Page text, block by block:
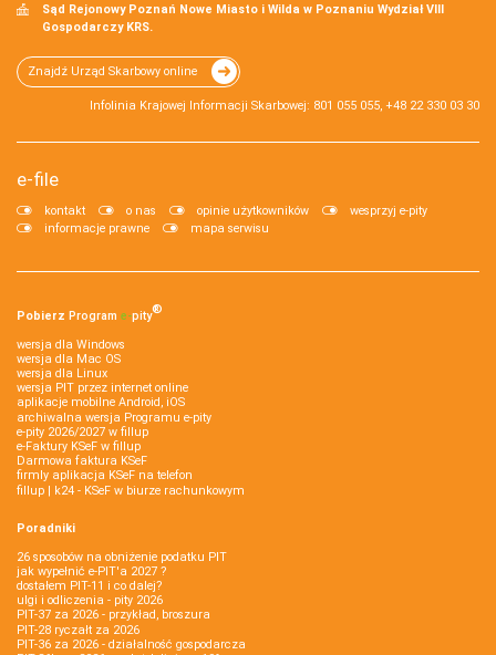
Sąd Rejonowy Poznań Nowe Miasto i Wilda w Poznaniu Wydział VIII
Gospodarczy KRS.
Znajdź Urząd Skarbowy online
Infolinia Krajowej Informacji Skarbowej: 801 055 055, +48 22 330 03 30
e-file
kontakt o nas opinie użytkowników
wesprzyj e-pity
informacje prawne
mapa serwisu
Pobierz Program e‑pity®
wersja dla Windows
wersja dla Mac OS
wersja dla Linux
wersja PIT przez internet online
aplikacje mobilne Android, iOS
archiwalna wersja Programu e-pity
e-pity 2026/2027 w fillup
e‑Faktury KSeF w fillup
Darmowa faktura KSeF
firmly aplikacja KSeF na telefon
fillup | k24 - KSeF w biurze rachunkowym
Poradniki
26 sposobów na obniżenie podatku PIT
jak wypełnić e-PIT'a 2027 ?
dostałem PIT-11 i co dalej?
ulgi i odliczenia - pity 2026
PIT-37 za 2026 - przykład, broszura
PIT-28 ryczałt za 2026
PIT-36 za 2026 - działalność gospodarcza